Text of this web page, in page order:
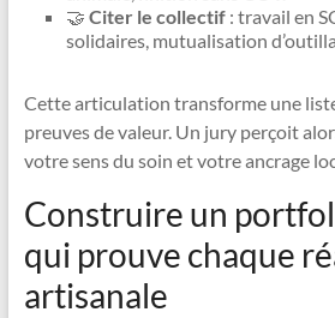
🤝 Citer le collectif: travail en
solidaires, mutualisation
Cette articulation transforme une
preuves de valeur. Un jury perçoit
votre sens du soin et votre ancrage
Construire un
qui prouve chaque
artisanale